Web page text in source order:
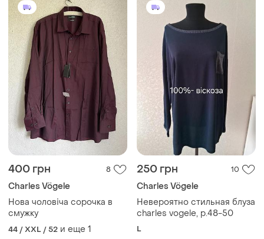
400 грн 8
Charles Vögele
Нова чоловіча сорочка в
смужку
44 / XXL / 52 и еще 1
250 грн 10
Charles Vögele
Невероятно стильная блуза
charles vogele, р.48-50
L